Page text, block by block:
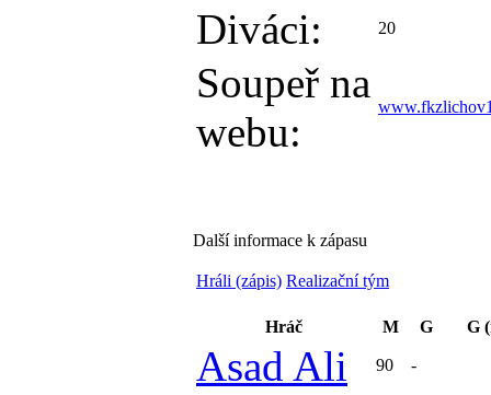
Diváci: 20
Soupeř na
webu:
Další informace k zápasu
Hráli (zápis) Realizační tým
Hráč M G G
Asad Ali 90 -